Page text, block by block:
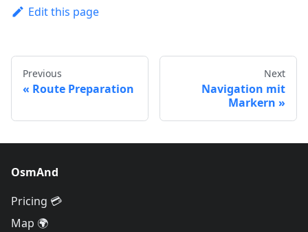
Edit this page
Previous
Route Preparation
Next
Navigation mit
Markern
OsmAnd
Pricing 💳
Map 🌍